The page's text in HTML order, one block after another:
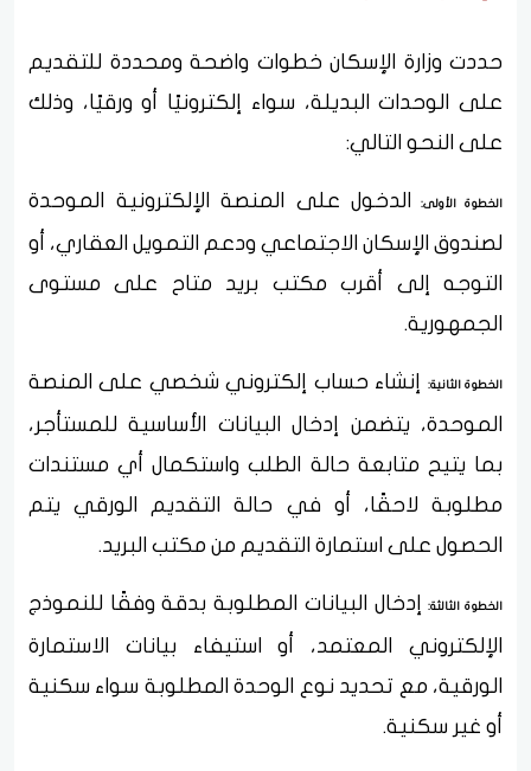
حددت وزارة الإسكان خطوات واضحة ومحددة للتقديم
على الوحدات البديلة، سواء إلكترونيًا أو ورقيًا، وذلك
على النحو التالي:
الخطوة الأولى:
الدخول على المنصة الإلكترونية الموحدة
لصندوق الإسكان الاجتماعي ودعم التمويل العقاري، أو
التوجه إلى أقرب مكتب بريد متاح على مستوى
الجمهورية.
الخطوة الثانية:
إنشاء حساب إلكتروني شخصي على المنصة
الموحدة، يتضمن إدخال البيانات الأساسية للمستأجر،
بما يتيح متابعة حالة الطلب واستكمال أي مستندات
مطلوبة لاحقًا، أو في حالة التقديم الورقي يتم
الحصول على استمارة التقديم من مكتب البريد.
الخطوة الثالثة:إدخال البيانات المطلوبة بدقة وفقًا للنموذج
الإلكتروني المعتمد، أو استيفاء بيانات الاستمارة
الورقية، مع تحديد نوع الوحدة المطلوبة سواء سكنية
أو غير سكنية.